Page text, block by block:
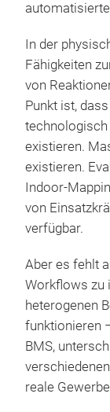
In der
Fähigkeiten
von
Punkt ist,
existieren.
existieren.
Indoor-
von
verfügbar.
Aber es fehlt
Workflows zu
heterogenen
funktionieren
BMS,
reale